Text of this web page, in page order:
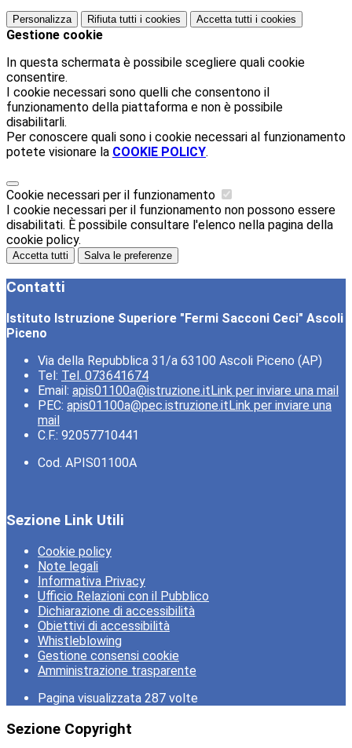
Personalizza Rifiuta tutti i cookies Accetta tutti i cookies
Gestione cookie
In questa schermata è possibile scegliere quali cookie
consentire.
I cookie necessari sono quelli che consentono il
funzionamento della piattaforma e non è possibile
disabilitarli.
Per conoscere quali sono i cookie necessari al funzionamento
potete visionare la COOKIE POLICY.
Cookie necessari per il funzionamento
I cookie necessari per il funzionamento non possono essere
disabilitati. È possibile consultare l'elenco nella pagina della
cookie policy.
Accetta tutti Salva le preferenze
Contatti
Istituto Istruzione Superiore "Fermi Sacconi Ceci" Ascoli
Piceno
Via della Repubblica 31/a 63100 Ascoli Piceno (AP)
Tel: Tel. 073641674
Email: apis01100a@istruzione.itLink per inviare una mail
PEC: apis01100a@pec.istruzione.itLink per inviare una
mail
C.F.: 92057710441
Cod. APIS01100A
Sezione Link Utili
Cookie policy
Note legali
Informativa Privacy
Ufficio Relazioni con il Pubblico
Dichiarazione di accessibilità
Obiettivi di accessibilità
Whistleblowing
Gestione consensi cookie
Amministrazione trasparente
Pagina visualizzata 287 volte
Sezione Copyright